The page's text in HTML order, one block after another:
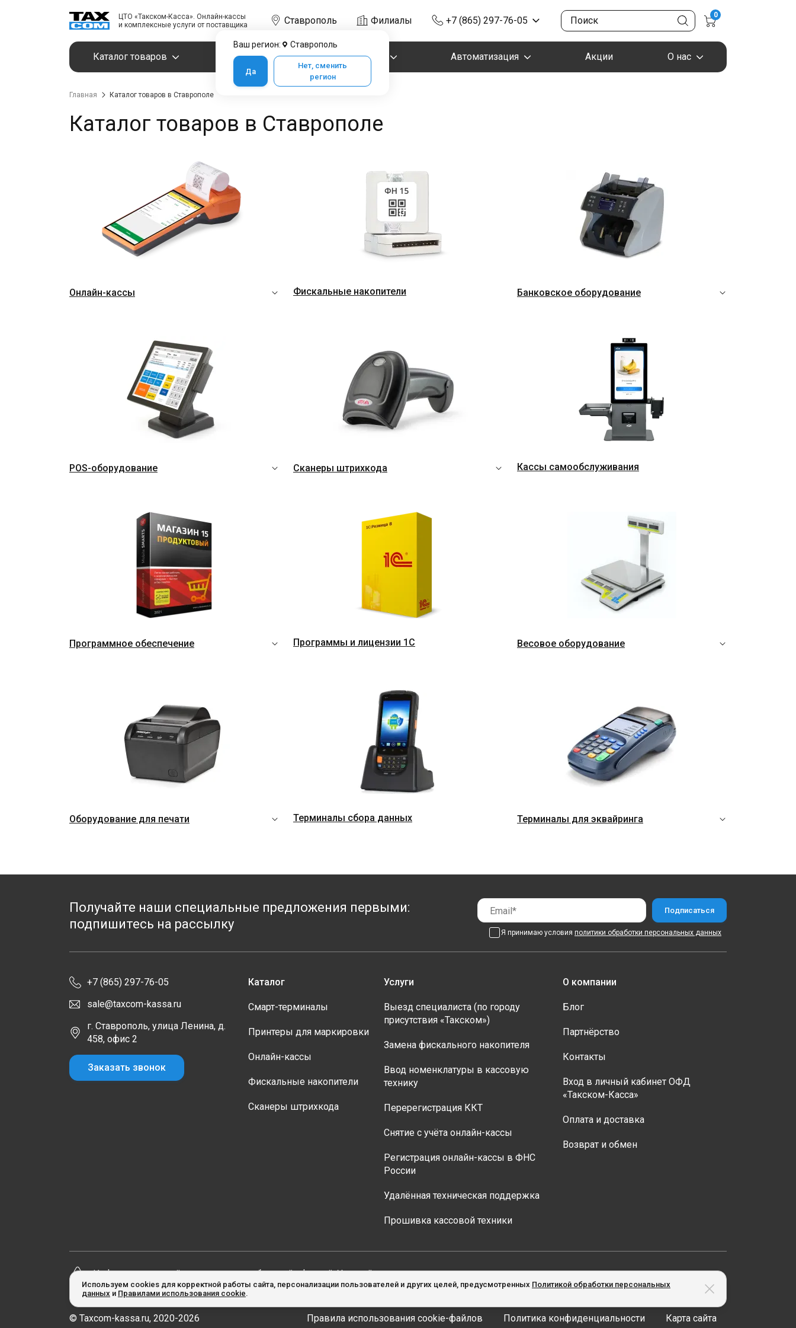
ЦТО «Такском-Касса». Онлайн-кассы
и комплексные услуги от поставщика
Ставрополь
Ваш регион: Ставрополь
Да
Нет, сменить
регион
Филиалы +7 (865) 297-76-05
0
Каталог товаров Услуги Маркировка Автоматизация Акции О нас
Главная Каталог товаров в Ставрополе
Каталог товаров в Ставрополе
Онлайн-кассы Фискальные накопители Банковское оборудование
POS-оборудование Сканеры штрихкода Кассы самообслуживания
Программное обеспечение Программы и лицензии 1C Весовое оборудование
Оборудование для печати Терминалы сбора данных Терминалы для эквайринга
Используем cookies для корректной работы сайта, персонализации пользователей и других целей, предусмотренных Политикой обработки персональных
данных и Правилами использования cookie.
Получайте наши специальные предложения первыми:
подпишитесь на рассылку
Я принимаю условия политики обработки персональных данных
+7 (865) 297-76-05
sale@taxcom-kassa.ru
г. Ставрополь, улица Ленина, д.
458, офис 2
Заказать звонок
Каталог
Смарт-терминалы
Принтеры для маркировки
Онлайн-кассы
Фискальные накопители
Сканеры штрихкода
Услуги
Выезд специалиста (по городу
присутствия «Такском»)
Замена фискального накопителя
Ввод номенклатуры в кассовую
технику
Перерегистрация ККТ
Снятие с учёта онлайн-кассы
Регистрация онлайн-кассы в ФНС
России
Удалённая техническая поддержка
Прошивка кассовой техники
О компании
Блог
Партнёрство
Контакты
Вход в личный кабинет ОФД
«Такском-Касса»
Оплата и доставка
Возврат и обмен
Информация на сайте не является публичной офертой. Уточняйте актуальные цены на товары у менеджера компании.
© Taxcom-kassa.ru, 2020-2026 Правила использования cookie-файлов Политика конфиденциальности Карта сайта